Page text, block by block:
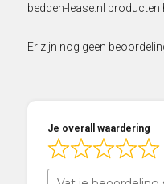
bedden-lease.nl producten
Er zijn nog geen
Je overall waardering